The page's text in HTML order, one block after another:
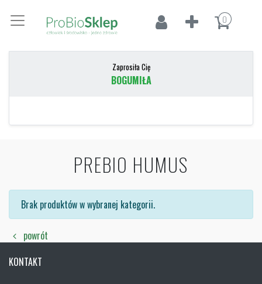
0
Zaprosiła Cię
BOGUMIŁA
PREBIO HUMUS
Brak produktów w wybranej kategorii.
powrót
KONTAKT